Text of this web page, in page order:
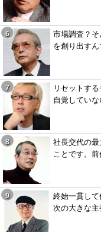
市場調査？
を創り出す
リセットす
自覚してい
社長交代の
ことです。
終始一貫して
次の大きな主